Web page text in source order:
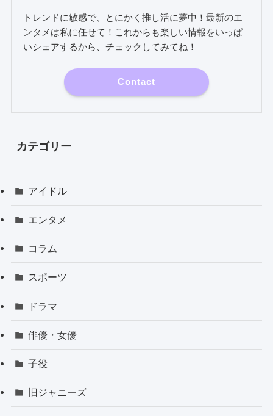
トレンドに敏感で、とにかく推し活に夢中！最新のエ
ンタメは私に任せて！これからも楽しい情報をいっぱ
いシェアするから、チェックしてみてね！
Contact
カテゴリー
アイドル
エンタメ
コラム
スポーツ
ドラマ
俳優・女優
子役
旧ジャニーズ